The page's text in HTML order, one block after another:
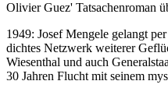
Olivier Guez' Tatsachenroman
1949: Josef Mengele gelangt
dichtes Netzwerk weiterer
Wiesenthal und auch
30 Jahren Flucht mit seinem